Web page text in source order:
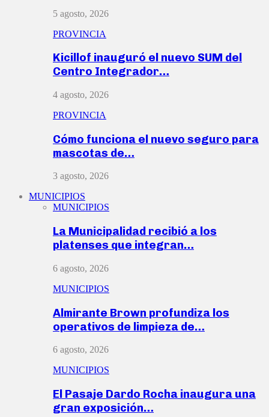
5 agosto, 2026
PROVINCIA
Kicillof inauguró el nuevo SUM del
Centro Integrador…
4 agosto, 2026
PROVINCIA
Cómo funciona el nuevo seguro para
mascotas de…
3 agosto, 2026
MUNICIPIOS
MUNICIPIOS
La Municipalidad recibió a los
platenses que integran…
6 agosto, 2026
MUNICIPIOS
Almirante Brown profundiza los
operativos de limpieza de…
6 agosto, 2026
MUNICIPIOS
El Pasaje Dardo Rocha inaugura una
gran exposición…